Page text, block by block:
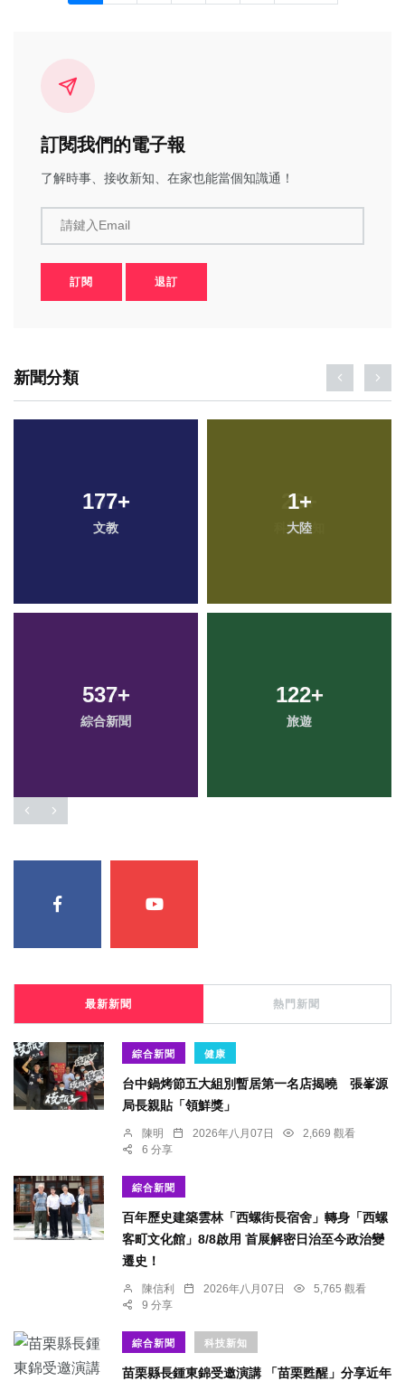
訂閱我們的電子報
了解時事、接收新知、在家也能當個知識通！
請鍵入Email
訂閱 退訂
新聞分類
177+
文教
1+
大陸
537+
綜合新聞
122+
旅遊
最新新聞 熱門新聞
綜合新聞 健康
台中鍋烤節五大組別暫居第一名店揭曉 張峯源
局長親貼「領鮮獎」
陳明 2026年八月07日
2,669 觀看
6 分享
綜合新聞
百年歷史建築雲林「西螺街長宿舍」轉身「西螺
客町文化館」8/8啟用 首展解密日治至今政治變
遷史！
陳信利 2026年八月07日
5,765 觀看
9 分享
綜合新聞 科技新知
苗栗縣長鍾東錦受邀演講 「苗栗甦醒」分享近年